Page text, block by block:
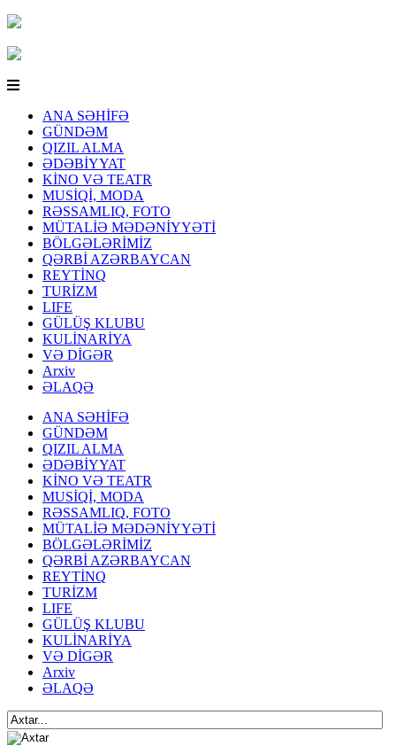
ANA SƏHİFƏ
GÜNDƏM
QIZIL ALMA
ƏDƏBİYYAT
KİNO VƏ TEATR
MUSİQİ, MODA
RƏSSAMLIQ, FOTO
MÜTALİƏ MƏDƏNİYYƏTİ
BÖLGƏLƏRİMİZ
QƏRBİ AZƏRBAYCAN
REYTİNQ
TURİZM
LIFE
GÜLÜŞ KLUBU
KULİNARİYA
VƏ DİGƏR
Arxiv
ƏLAQƏ
ANA SƏHİFƏ
GÜNDƏM
QIZIL ALMA
ƏDƏBİYYAT
KİNO VƏ TEATR
MUSİQİ, MODA
RƏSSAMLIQ, FOTO
MÜTALİƏ MƏDƏNİYYƏTİ
BÖLGƏLƏRİMİZ
QƏRBİ AZƏRBAYCAN
REYTİNQ
TURİZM
LIFE
GÜLÜŞ KLUBU
KULİNARİYA
VƏ DİGƏR
Arxiv
ƏLAQƏ